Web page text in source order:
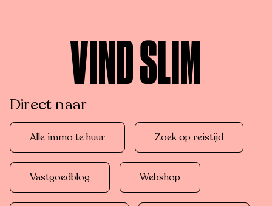
VIND SLIM
Direct naar
Alle immo te huur Zoek op reistijd
Vastgoedblog Webshop